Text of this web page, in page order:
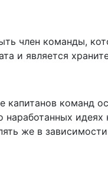
член команды,
и является
капитанов команд
наработанных
же в